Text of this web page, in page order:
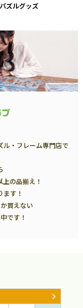
パズルグッズ
ル・フレーム専門店で
上の品揃え！
す！
買えない
です！